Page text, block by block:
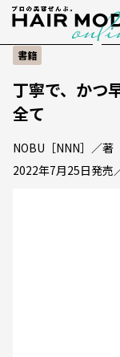
書籍
丁寧で、かつ
全て
NOBU［NNN］／著
2022年7月25日発売